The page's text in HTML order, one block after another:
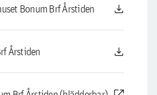
Bonum Brf Årstiden download
Årstiden download